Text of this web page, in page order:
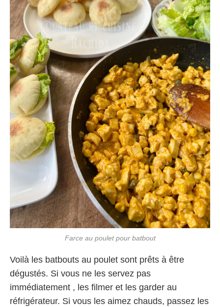
Farce au poulet pour batbout
Voilà les batbouts au poulet sont prêts à être
dégustés. Si vous ne les servez pas
immédiatement , les filmer et les garder au
réfrigérateur. Si vous les aimez chauds, passez les